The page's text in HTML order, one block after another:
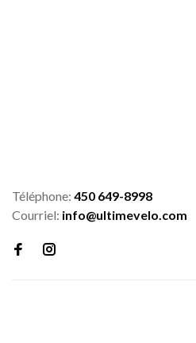
Téléphone: 450 649-8998
Courriel: info@ultimevelo.com